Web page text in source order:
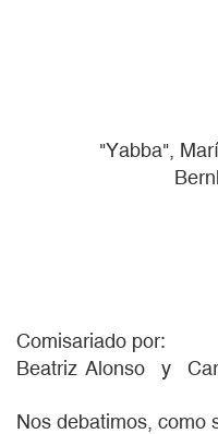
"Yabba",
Comisariado por:
Beatriz Alonso
Nos debatimos, como